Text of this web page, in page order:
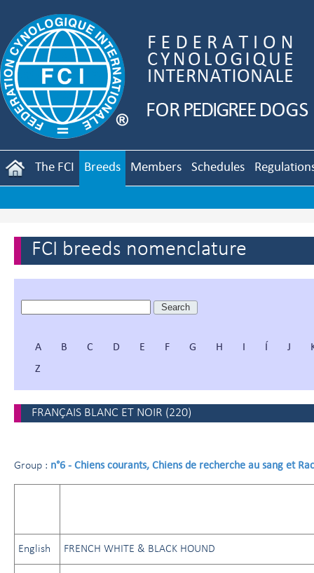
The FCI Breeds Members Schedules
FCI breeds nomenclature
A B C D E F G H I Í J
Z
FRANÇAIS BLANC ET NOIR (220)
Group : n°6 - Chiens courants, Chiens de recherche au sang et
English FRENCH WHITE & BLACK HOUND